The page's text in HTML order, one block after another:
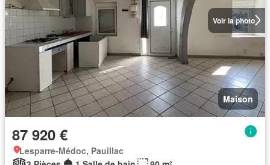
Voir la photo
Maison
87 920 €
Lesparre-Médoc, Pauillac